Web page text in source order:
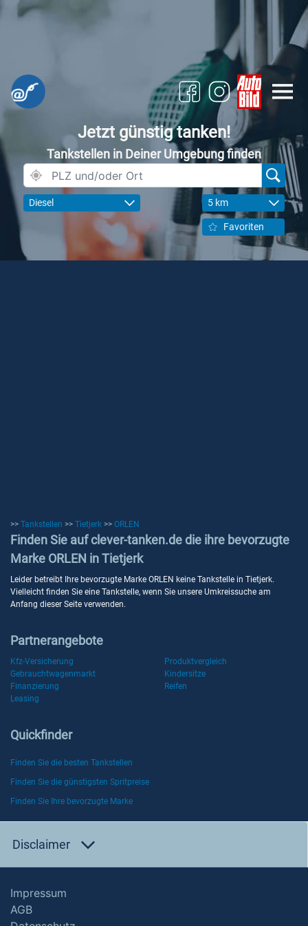
Jetzt günstig tanken!
Tankstellen in Deiner Umgebung finden
Diesel 5 km
Favoriten
>> Tankstellen >> Tietjerk >> ORLEN
Finden Sie auf clever-tanken.de die ihre bevorzugte
Marke ORLEN in Tietjerk
Leider betreibt Ihre bevorzugte Marke ORLEN keine Tankstelle in Tietjerk.
Vielleicht finden Sie eine Tankstelle, wenn Sie unsere Umkreissuche am
Anfang dieser Seite verwenden.
Partnerangebote
Kfz-Versicherung
Produktvergleich
Gebrauchtwagenmarkt
Kindersitze
Finanzierung
Reifen
Leasing
Quickfinder
Finden Sie die besten Tankstellen
Finden Sie die günstigsten Spritpreise
Finden Sie Ihre bevorzugte Marke
Disclaimer
Impressum
AGB